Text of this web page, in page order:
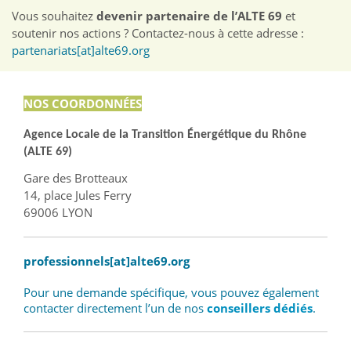
Vous souhaitez devenir partenaire de l’ALTE 69 et
soutenir nos actions ? Contactez-nous à cette adresse :
partenariats[at]alte69.org
NOS COORDONNÉES
Agence Locale de la Transition Énergétique du Rhône
(ALTE 69)
Gare des Brotteaux
14, place Jules Ferry
69006 LYON
professionnels[at]alte69.org
Pour une demande spécifique, vous pouvez également
contacter directement l’un de nos conseillers dédiés.